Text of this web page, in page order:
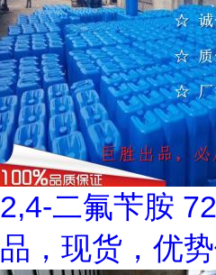
2,4-二氟苄胺
品，现货，优